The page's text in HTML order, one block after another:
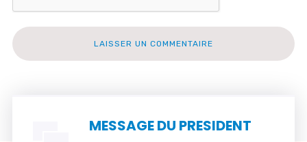
MESSAGE DU PRESIDENT